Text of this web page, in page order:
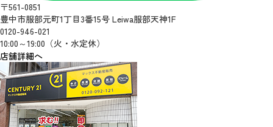
〒561-0851
豊中市服部元町1丁目3番15号 Leiwa服部天神1F
0120-946-021
10:00～19:00（火・水定休）
店舗詳細へ